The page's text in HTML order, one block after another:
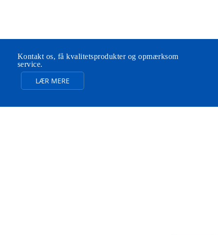
Kontakt os, få kvalitetsprodukter og opmærksom
service.
LÆR MERE